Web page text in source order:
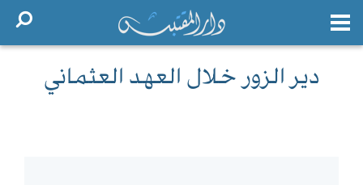
دير الزور خلال العهد العثماني